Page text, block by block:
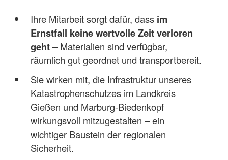
Ihre Mitarbeit sorgt dafür, dass im
Ernstfall keine wertvolle Zeit verloren
geht– Materialien sind verfügbar,
räumlich gut geordnet und transportbereit.
Sie wirken mit, die Infrastruktur unseres
Katastrophenschutzes im Landkreis
Gießen und Marburg-Biedenkopf
wirkungsvoll mitzugestalten – ein
wichtiger Baustein der regionalen
Sicherheit.